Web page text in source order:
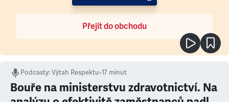
Přejít do obchodu
Podcasty:Výtah Respektu•17 minut
Bouře na ministerstvu zdravotnictví. Na